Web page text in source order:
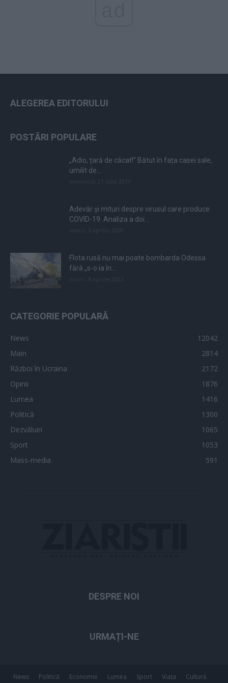
ALEGEREA EDITORULUI
POSTĂRI POPULARE
„Adio, țară de căcat!” Bătut în fața casei sale,
umilit de...
Adevăr și mituri despre virusul care produce
COVID-19. Analiza a doi...
Flota rusă nu mai poate bombarda Odessa
fără „s-o ia în...
CATEGORIE POPULARĂ
News
12042
Main
2814
Război în Ucraina
2172
Opinii
1876
Lumea
1416
Politică
1300
Dezvăluiri
1065
Sport
1053
Mass-media
591
DESPRE NOI
URMAȚI-NE
News Politică Economie Lumea Sport Viața Cultură